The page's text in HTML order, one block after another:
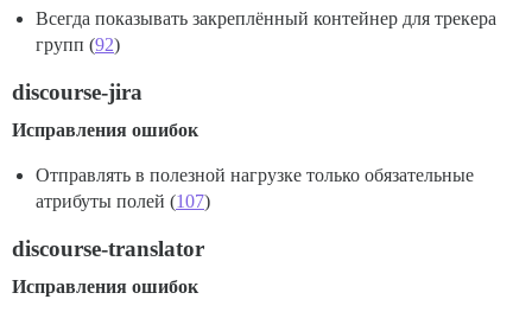
Всегда показывать закреплённый контейнер для трекера
групп (92)
discourse-jira
Исправления ошибок
Отправлять в полезной нагрузке только обязательные
атрибуты полей (107)
discourse-translator
Исправления ошибок